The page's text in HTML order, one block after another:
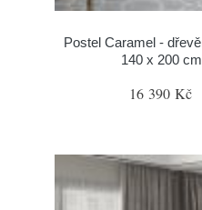
Postel Caramel -
140 x 200
16 390 Kč